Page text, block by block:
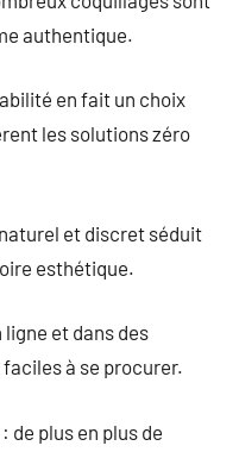
authentique.
en fait un choix
les solutions zéro
et discret séduit
esthétique.
et dans des
à se procurer.
de plus en plus de